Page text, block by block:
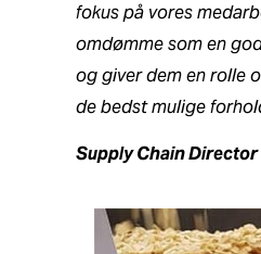
fokus på vores
omdømme som en
og giver dem en rolle
de bedst mulige
Supply Chain